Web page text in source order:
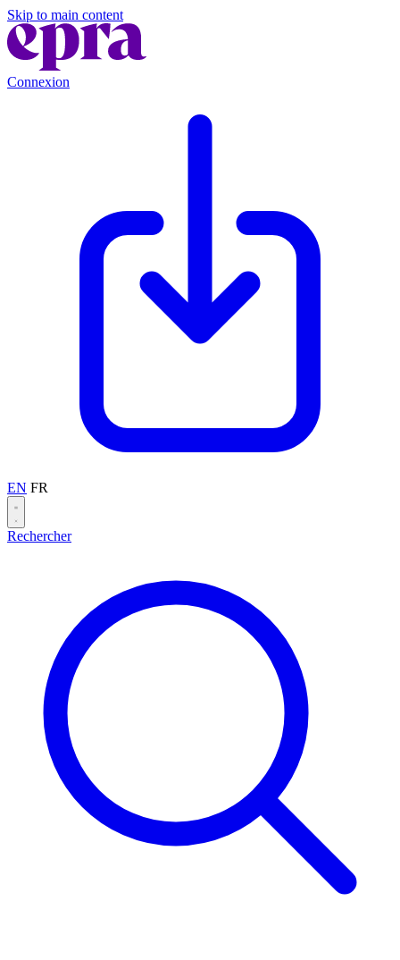
Skip to main content
Connexion
EN FR
Rechercher